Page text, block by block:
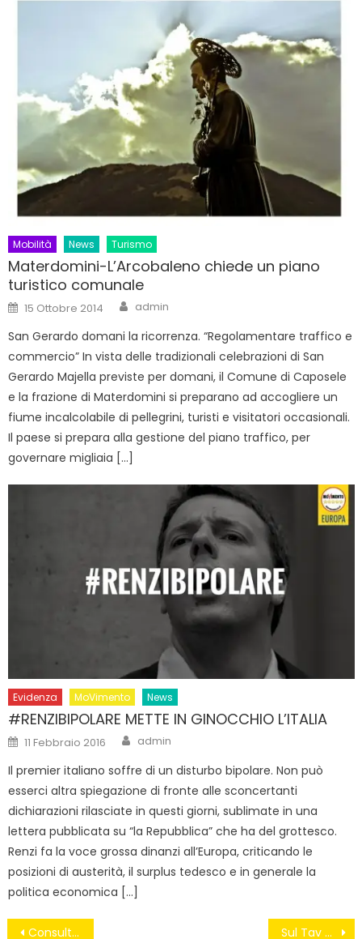
Mobilità News Turismo
Materdomini-L’Arcobaleno chiede un piano
turistico comunale
Posted
on
15 Ottobre 2014 Author
admin
San Gerardo domani la ricorrenza. “Regolamentare traffico e
commercio” In vista delle tradizionali celebrazioni di San
Gerardo Majella previste per domani, il Comune di Caposele
e la frazione di Materdomini si preparano ad accogliere un
fiume incalcolabile di pellegrini, turisti e visitatori occasionali.
Il paese si prepara alla gestione del piano traffico, per
governare migliaia […]
Evidenza MoVimento News
#RENZIBIPOLARE METTE IN GINOCCHIO L’ITALIA
Posted
on
11 Febbraio 2016 Author
admin
Il premier italiano soffre di un disturbo bipolare. Non può
esserci altra spiegazione di fronte alle sconcertanti
dichiarazioni rilasciate in questi giorni, sublimate in una
lettera pubblicata su “la Repubblica” che ha del grottesco.
Renzi fa la voce grossa dinanzi all’Europa, criticando le
posizioni di austerità, il surplus tedesco e in generale la
politica economica […]
Consulta e CSM: persone oneste nelle Istituzioni grazie al M5S Sul Tav del Brennero i conti non tornano: 24 i miliardi buttati